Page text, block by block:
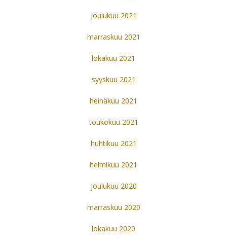
joulukuu 2021
marraskuu 2021
lokakuu 2021
syyskuu 2021
heinäkuu 2021
toukokuu 2021
huhtikuu 2021
helmikuu 2021
joulukuu 2020
marraskuu 2020
lokakuu 2020